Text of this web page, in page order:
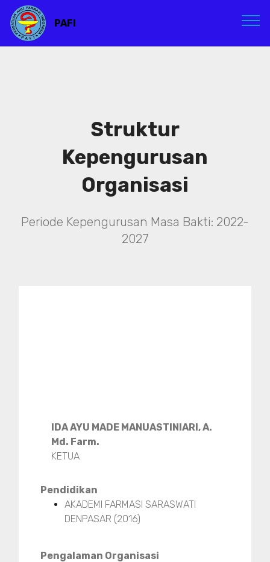
PAFI
Struktur
Kepengurusan
Organisasi
Periode Kepengurusan Masa Bakti: 2022-
2027
IDA AYU MADE MANUASTINIARI, A.
Md. Farm.
KETUA
Pendidikan
AKADEMI FARMASI SARASWATI
DENPASAR (2016)
Pengalaman Organisasi